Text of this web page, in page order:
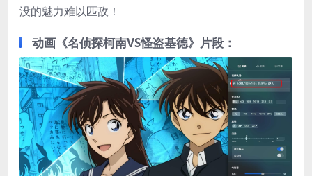
没的魅力难以匹敌！
动画《名侦探柯南VS怪盗基德》片段：